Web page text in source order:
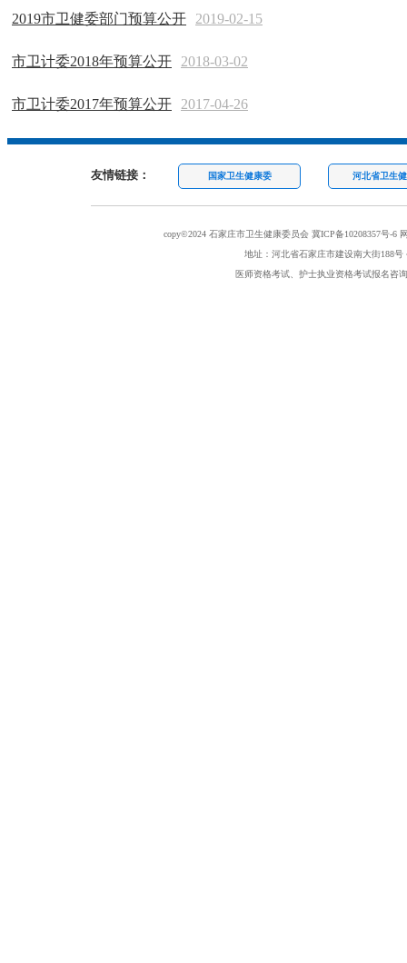
2019市卫健委部门预算公开 2019-02-15
市卫计委2018年预算公开 2018-03-02
市卫计委2017年预算公开 2017-04-26